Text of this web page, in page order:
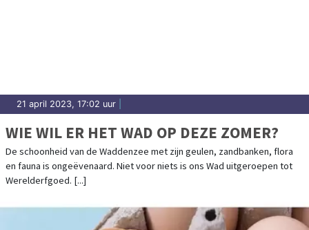
21 april 2023, 17:02 uur
WIE WIL ER HET WAD OP DEZE ZOMER?
De schoonheid van de Waddenzee met zijn geulen, zandbanken, flora
en fauna is ongeëvenaard. Niet voor niets is ons Wad uitgeroepen tot
Werelderfgoed. [...]